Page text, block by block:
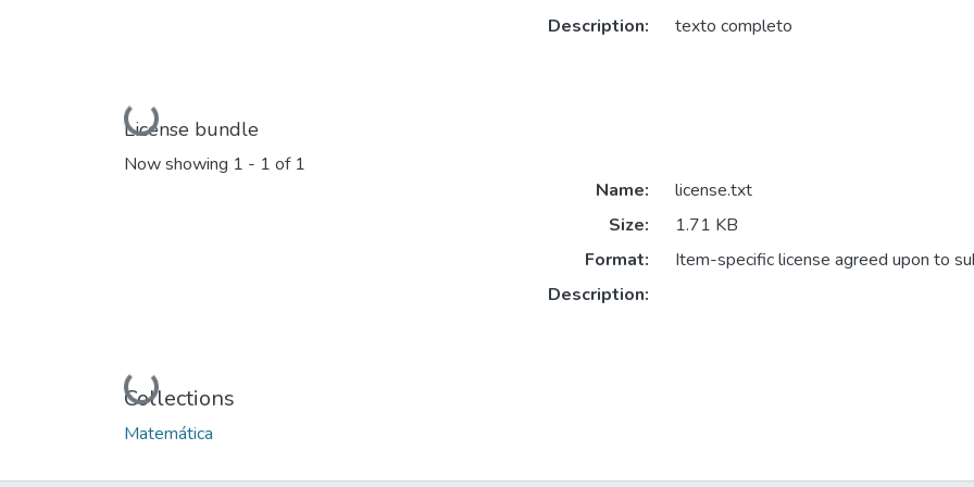
Loading...
Description:
texto completo
License bundle
Now showing 1 - 1 of 1
Loading...
Name:
license.txt
Size:
1.71 KB
Format:
Item-specific license agreed upon to
Description:
Collections
Matemática